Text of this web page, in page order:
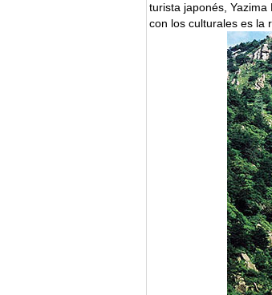
turista japonés,
con los culturales es la